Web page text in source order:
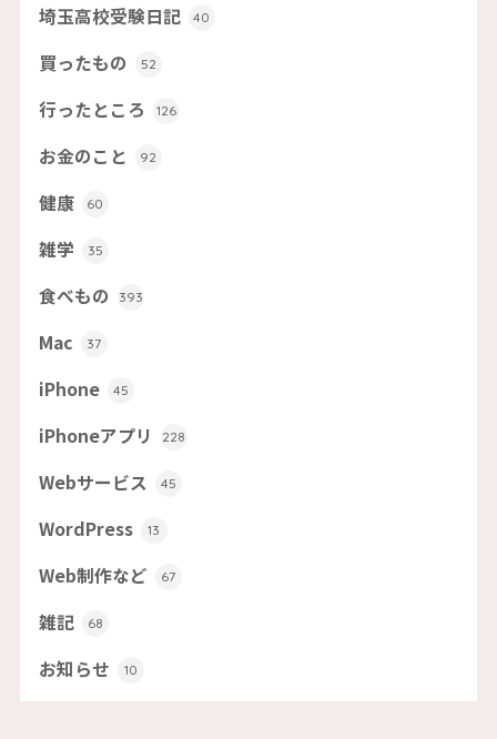
埼玉高校受験日記 40
買ったもの 52
行ったところ 126
お金のこと 92
健康 60
雑学 35
食べもの 393
Mac 37
iPhone 45
iPhoneアプリ 228
Webサービス 45
WordPress 13
Web制作など 67
雑記 68
お知らせ 10